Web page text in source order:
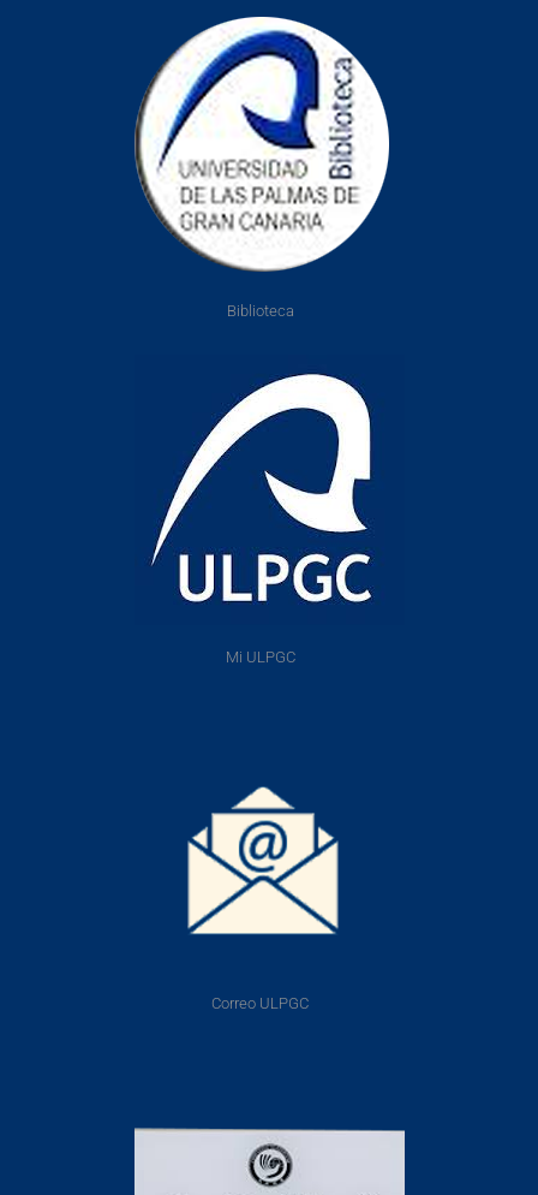
Biblioteca
Mi ULPGC
Correo ULPGC